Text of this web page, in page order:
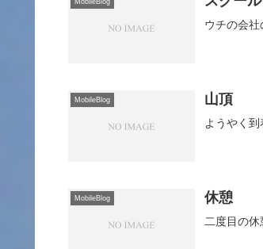
MobileBlog
ウチの会
MobileBlog 山頂
ようやく到
MobileBlog 休憩
二度目の休